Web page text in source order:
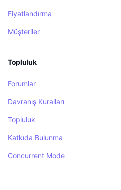
Fiyatlandırma
Müşteriler
Topluluk
Forumlar
Davranış Kuralları
Topluluk
Katkıda Bulunma
Concurrent Mode